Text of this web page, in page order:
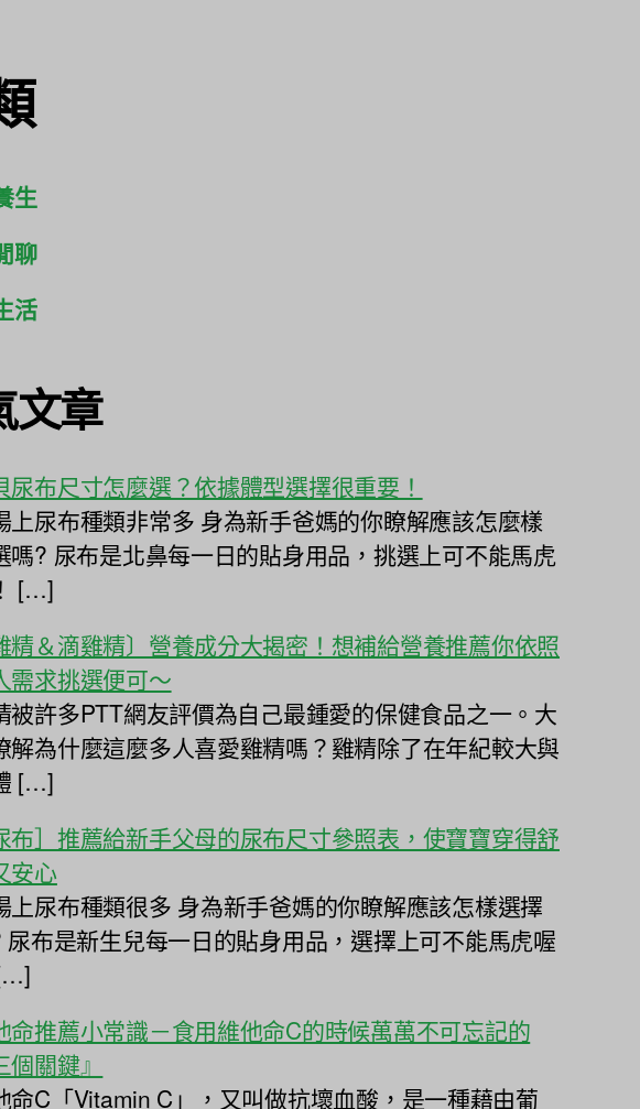
生
聊
活
文章
尿布尺寸怎麼選？依據體型選擇很重要！
上尿布種類非常多 身為新手爸媽的你瞭解應該怎麼樣
嗎? 尿布是北鼻每一日的貼身用品，挑選上可不能馬虎
[…]
精＆滴雞精〕營養成分大揭密！想補給營養推薦你依照
需求挑選便可～
被許多PTT網友評價為自己最鍾愛的保健食品之一。大
解為什麼這麼多人喜愛雞精嗎？雞精除了在年紀較大與
[…]
布］推薦給新手父母的尿布尺寸參照表，使寶寶穿得舒
安心
上尿布種類很多 身為新手爸媽的你瞭解應該怎樣選擇
尿布是新生兒每一日的貼身用品，選擇上可不能馬虎喔
命推薦小常識－食用維他命C的時候萬萬不可忘記的
個關鍵』
命C「Vitamin C」，又叫做抗壞血酸，是一種藉由葡